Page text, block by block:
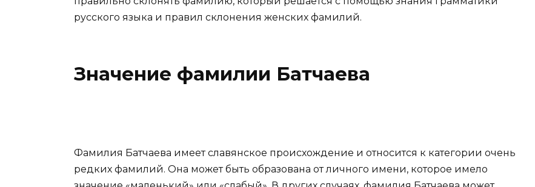
русского языка и правил склонения женских фамилий.
Значение фамилии Батчаева
Фамилия Батчаева имеет славянское происхождение и относится к категории очень
редких фамилий. Она может быть образована от личного имени, которое имело